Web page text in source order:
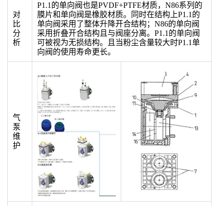
对
比
分
析
P1.1的单向阀也是PVDF+PTFE材质，N86系列的
膜片和单向阀是橡胶材质。同时在结构上P1.1的
单向阀采用了整体升降开合结构；N86的单向阀
采用折叠开合结构且与阀座分离。P1.1的单向阀
可被视为无损结构。且当粉尘含量较大时P1.1单
向阀的使用寿命更长。
气
泵
维
护